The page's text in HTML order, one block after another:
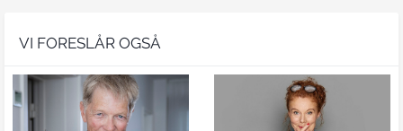
VI FORESLÅR OGSÅ